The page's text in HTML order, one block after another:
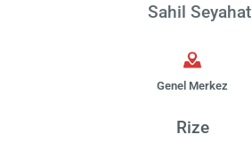
Sahil Seyahat
Genel Merkez
Rize